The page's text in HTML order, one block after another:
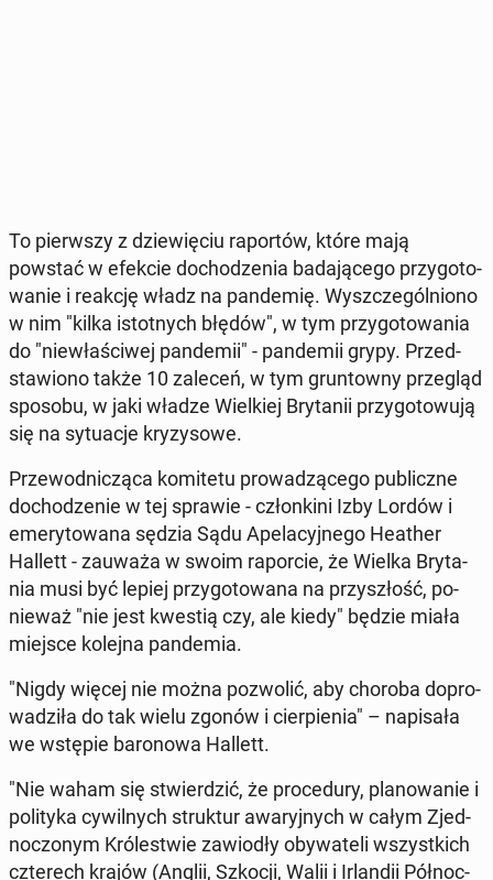
To pierw­szy z dzie­wię­ciu ra­por­tów, które mają
powstać w efekcie do­cho­dze­nia ba­da­ją­ce­go przy­go­to­
wa­nie i reakcję władz na pan­de­mię. Wy­szcze­gól­nio­no
w nim "kilka istot­nych błędów", w tym przy­go­to­wa­nia
do "nie­wła­ści­wej pan­de­mii" - pan­de­mii grypy. Przed­
sta­wio­no także 10 zaleceń, w tym grun­tow­ny prze­gląd
sposobu, w jaki władze Wiel­kiej Bry­ta­nii przy­go­to­wu­ją
się na sy­tu­acje kry­zy­so­we.
Prze­wod­ni­czą­ca ko­mi­te­tu pro­wa­dzą­ce­go pu­blicz­ne
do­cho­dze­nie w tej sprawie - człon­ki­ni Izby Lordów i
eme­ry­to­wa­na sędzia Sądu Ape­la­cyj­ne­go Heather
Hallett - zauważa w swoim ra­por­cie, że Wielka Bry­ta­
nia musi być lepiej przy­go­to­wa­na na przy­szłość, po­
nie­waż "nie jest kwestią czy, ale kiedy" będzie miała
miejsce kolejna pan­de­mia.
"Nigdy więcej nie można po­zwo­lić, aby choroba do­pro­
wa­dzi­ła do tak wielu zgonów i cier­pie­nia" – na­pi­sa­ła
we wstępie ba­ro­no­wa Hallett.
"Nie waham się stwier­dzić, że pro­ce­du­ry, pla­no­wa­nie i
po­li­ty­ka cy­wil­nych struk­tur awa­ryj­nych w całym Zjed­
no­czo­nym Kró­le­stwie za­wio­dły oby­wa­te­li wszyst­kich
czte­rech krajów (Anglii, Szkocji, Walii i Ir­lan­dii Pół­noc­